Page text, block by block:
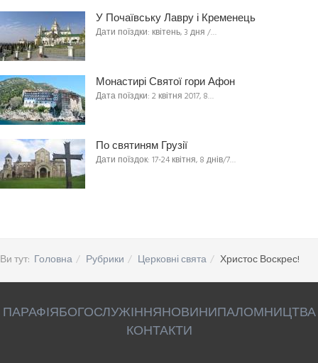
У Почаївську Лавру і Кременець
Дати поїздки: квітень, 3 дня /…
Монастирі Святої гори Афон
Дата поїздки: 2 квітня 2017, 8…
По святиням Грузії
Дати поїздок: 17-24 квітня, 8 днів/7…
Ви тут: Головна Рубрики Церковні свята Христос Воскрес!
ПАРАФІЯБОГОСЛУЖІННЯНОВИНИПАЛОМНИЦТВА
КОНТАКТИ